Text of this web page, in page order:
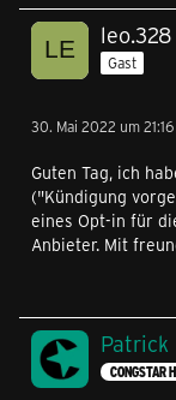
leo.328
Gast
30. Mai 2022 um 21:16
Guten Tag, ich
("Kündigung
eines Opt-in für
Anbieter. Mit
Patrick
CONGSTAR